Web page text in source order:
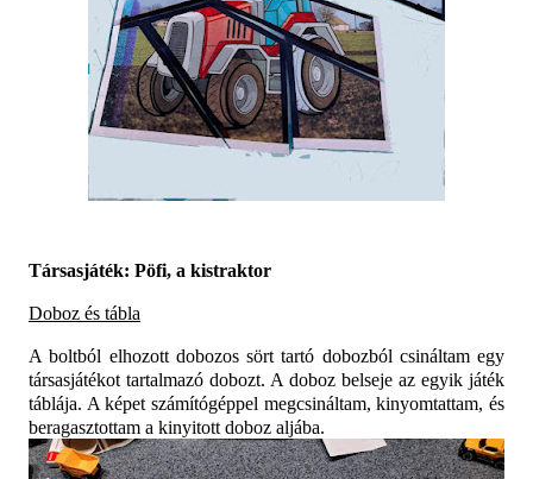
Társasjáték: Pöfi, a kistraktor
Doboz és tábla
A boltból elhozott dobozos sört tartó dobozból csináltam egy
társasjátékot tartalmazó dobozt. A doboz belseje az egyik játék
táblája. A képet számítógéppel megcsináltam, kinyomtattam, és
beragasztottam a kinyitott doboz aljába.